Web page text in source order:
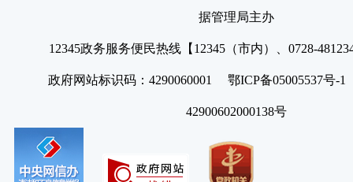
据管理局主办
12345政务服务便民热线【12345（市内）、0728-
政府网站标识码：4290060001 鄂ICP备05005537号
42900602000138号